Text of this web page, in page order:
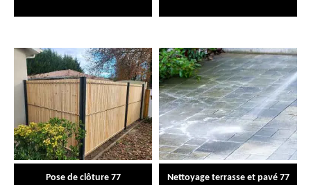
Pose de clôture 77 Nettoyage terrasse et pavé 77